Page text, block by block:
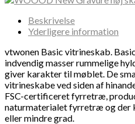
Beskrivelse
Yderligere information
vtwonen Basic vitrineskab.
indvendig masser rummelige
giver karakter til møblet. De
vitrineskabe ved siden af
FSC-certificeret fyrretræ,
naturmaterialet fyrretræ og der
eller mindre grad.